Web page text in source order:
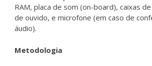
RAM, placa de som (on-board), caixas
de ouvido, e microfone (em caso de
áudio).
Metodologia